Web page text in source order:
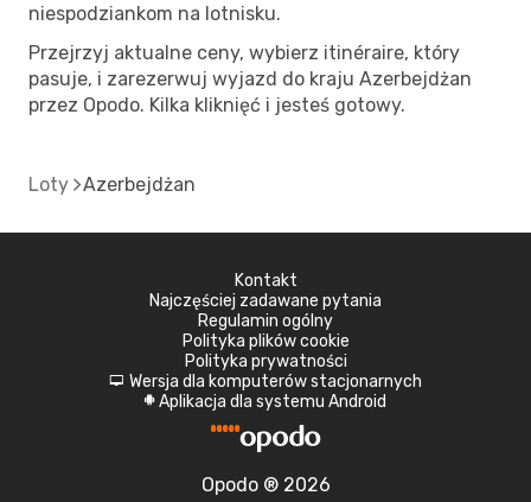
niespodziankom na lotnisku.
Przejrzyj aktualne ceny, wybierz itinéraire, który
pasuje, i zarezerwuj wyjazd do kraju Azerbejdżan
przez Opodo. Kilka kliknięć i jesteś gotowy.
Loty Azerbejdżan
Kontakt
Najczęściej zadawane pytania
Regulamin ogólny
Polityka plików cookie
Polityka prywatności
d Wersja dla komputerów stacjonarnych
A Aplikacja dla systemu Android
Opodo ® 2026